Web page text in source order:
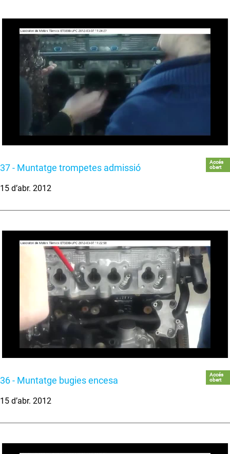
37 - Muntatge trompetes admissió
Accés
obert
15 d’abr. 2012
36 - Muntatge bugies encesa
Accés
obert
15 d’abr. 2012